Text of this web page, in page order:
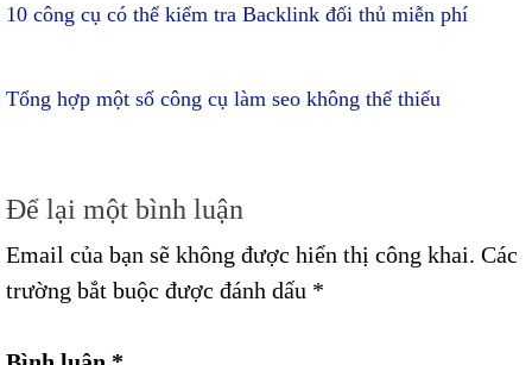
10 công cụ có thể kiểm tra Backlink đối thủ miễn phí
Tổng hợp một số công cụ làm seo không thể thiếu
Để lại một bình luận
Email của bạn sẽ không được hiển thị công khai. Các
trường bắt buộc được đánh dấu *